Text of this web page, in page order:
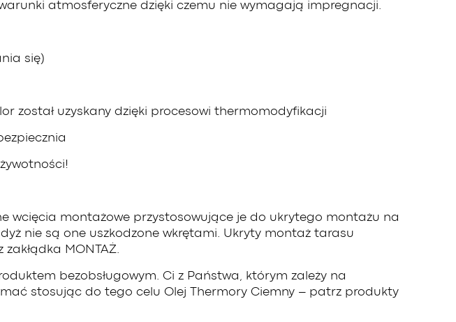
atmosferyczne dzięki czemu nie wymagają impregnacji.
się)
został uzyskany dzięki procesowi thermomodyfikacji
wcięcia montażowe przystosowujące je do ukrytego montażu na
nie są one uszkodzone wkrętami. Ukryty montaż tarasu
MONTAŻ.
bezobsługowym. Ci z Państwa, którym zależy na
stosując do tego celu Olej Thermory Ciemny – patrz produkty